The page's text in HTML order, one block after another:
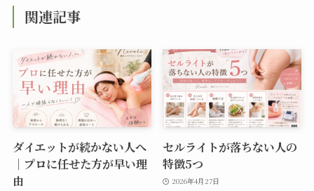
関連記事
ダイエットが続かない人へ
｜プロに任せた方が早い理
由
セルライトが落ちない人の
特徴5つ
2026年4月27日